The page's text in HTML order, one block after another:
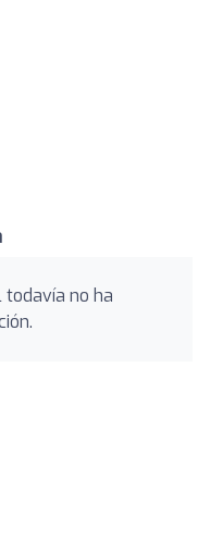
no ha